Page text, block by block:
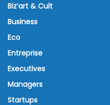
Biz’art & Cult
Business
Eco
Entreprise
Executives
Managers
Startups